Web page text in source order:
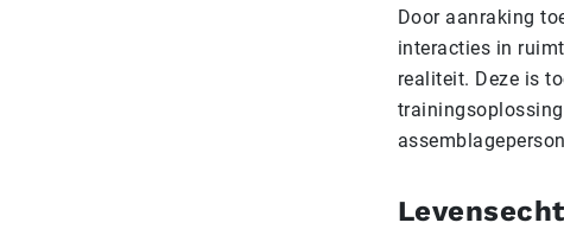
Door aanraking
interacties in
realiteit. Deze is